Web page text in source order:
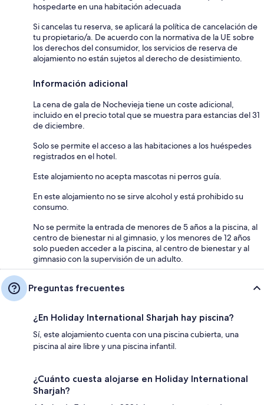
hospedarte en una habitación adecuada
Si cancelas tu reserva, se aplicará la política de cancelación de
tu propietario/a. De acuerdo con la normativa de la UE sobre
los derechos del consumidor, los servicios de reserva de
alojamiento no están sujetos al derecho de desistimiento.
Información adicional
La cena de gala de Nochevieja tiene un coste adicional,
incluido en el precio total que se muestra para estancias del 31
de diciembre.
Solo se permite el acceso a las habitaciones a los huéspedes
registrados en el hotel.
Este alojamiento no acepta mascotas ni perros guía.
En este alojamiento no se sirve alcohol y está prohibido su
consumo.
No se permite la entrada de menores de 5 años a la piscina, al
centro de bienestar ni al gimnasio, y los menores de 12 años
solo pueden acceder a la piscina, al centro de bienestar y al
gimnasio con la supervisión de un adulto.
Preguntas frecuentes
¿En Holiday International Sharjah hay piscina?
Sí, este alojamiento cuenta con una piscina cubierta, una
piscina al aire libre y una piscina infantil.
¿Cuánto cuesta alojarse en Holiday International
Sharjah?